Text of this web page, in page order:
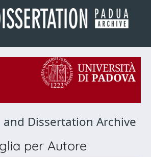
and Dissertation Archive
per Autore